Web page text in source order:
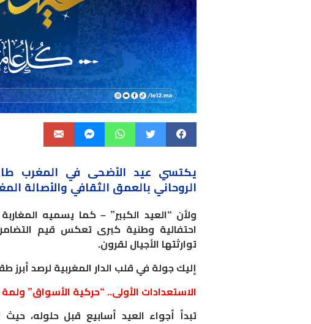
يكتسي عيد الأضحى في المغرب
الروحاني بالعمق الثقافي والأصالة
ولأن “العيد الكبير” – كما يسميه
احتفالية وطنية كبرى تعكس قيم التضامن،
توارثتها الأجيال لقرون.
​إليك جولة في قلب الدار المغربية لرصد أبرز
​الاستعدادات الأولى.. “حركية الأسواق” ولمة
​تبدأ أجواء العيد أسابيع قبل حلوله،